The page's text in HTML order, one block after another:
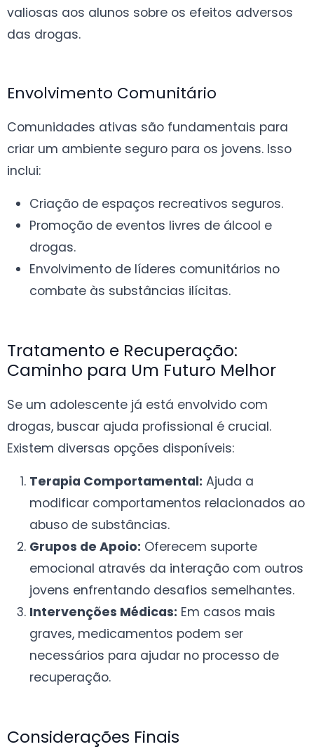
valiosas aos alunos sobre os efeitos adversos
das drogas.
Envolvimento Comunitário
Comunidades ativas são fundamentais para
criar um ambiente seguro para os jovens. Isso
inclui:
Criação de espaços recreativos seguros.
Promoção de eventos livres de álcool e
drogas.
Envolvimento de líderes comunitários no
combate às substâncias ilícitas.
Tratamento e Recuperação:
Caminho para Um Futuro Melhor
Se um adolescente já está envolvido com
drogas, buscar ajuda profissional é crucial.
Existem diversas opções disponíveis:
Terapia Comportamental: Ajuda a
modificar comportamentos relacionados ao
abuso de substâncias.
Grupos de Apoio: Oferecem suporte
emocional através da interação com outros
jovens enfrentando desafios semelhantes.
Intervenções Médicas: Em casos mais
graves, medicamentos podem ser
necessários para ajudar no processo de
recuperação.
Considerações Finais